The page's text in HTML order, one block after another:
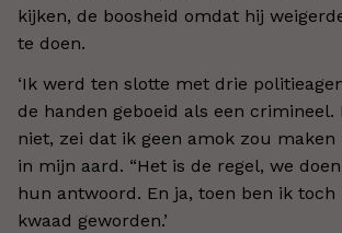
kijken, de boosheid omdat hij
te doen.
‘Ik werd ten slotte met drie
de handen geboeid als een crimineel.
niet, zei dat ik geen amok zou
in mijn aard. “Het is de regel, we doen
hun antwoord. En ja, toen ben ik toch
kwaad geworden.’